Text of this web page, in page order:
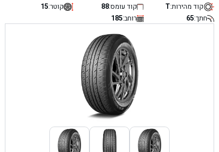
קוד מהירות:T קוד עומס:88 קוטר:15
חתך:65 רוחב:185